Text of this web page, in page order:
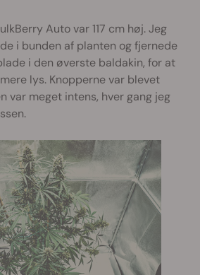
Auto var 117 cm høj. Jeg
i bunden af planten og fjernede
i den øverste baldakin, for at
lys. Knopperne var blevet
var meget intens, hver gang jeg